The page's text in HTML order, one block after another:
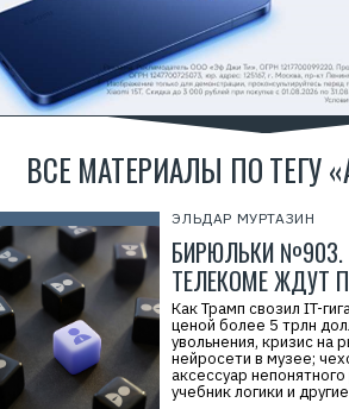
ВСЕ МАТЕРИАЛЫ ПО ТЕГУ
ЭЛЬДАР МУРТАЗИН
БИРЮЛЬКИ
ТЕЛЕКОМЕ ЖДУТ
Как Трамп свозил IT-
ценой более 5 трлн
увольнения, кризис на
нейросети в музее;
аксессуар
учебник логики и